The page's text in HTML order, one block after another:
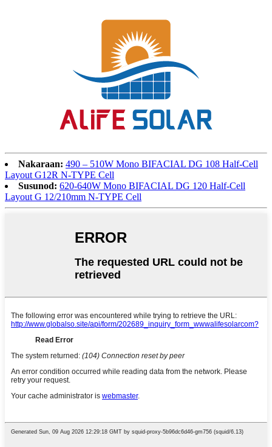
Nakaraan: 490 – 510W Mono BIFACIAL DG 108 Half-Cell
Layout G12R N-TYPE Cell
Susunod: 620-640W Mono BIFACIAL DG 120 Half-Cell
Layout G 12/210mm N-TYPE Cell